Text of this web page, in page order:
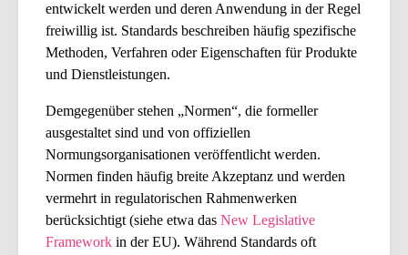
entwickelt werden und deren Anwendung in der Regel
freiwillig ist. Standards beschreiben häufig spezifische
Methoden, Verfahren oder Eigenschaften für Produkte
und Dienstleistungen.
Demgegenüber stehen „Normen“, die formeller
ausgestaltet sind und von offiziellen
Normungsorganisationen veröffentlicht werden.
Normen finden häufig breite Akzeptanz und werden
vermehrt in regulatorischen Rahmenwerken
berücksichtigt (siehe etwa das New Legislative
Framework in der EU). Während Standards oft